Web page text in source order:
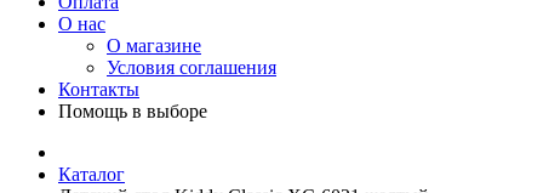
О нас
О магазине
Условия соглашения
Контакты
Помощь в выборе
Каталог